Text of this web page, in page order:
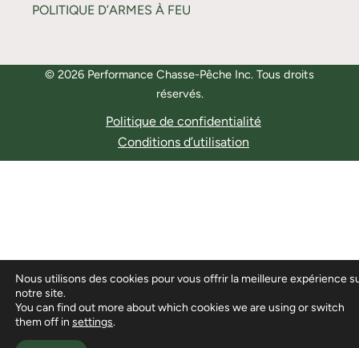
POLITIQUE D’ARMES À FEU
© 2026 Performance Chasse-Pêche Inc. Tous droits
réservés.
Politique de confidentialité
Conditions d’utilisation
Nous utilisons des cookies pour vous offrir la meilleure expérience
notre site.
You can find out more about which cookies we are using or switch
them off in settings.